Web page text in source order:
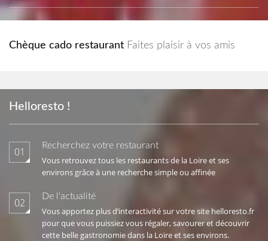
Chèque cado restaurant Faites plaisir à vos amis
Helloresto !
01 Recherchez votre restaurant
Vous retrouvez tous les restaurants de la Loire et ses
environs grâce à une recherche simple ou affinée
02 De l'actualité
Vous apportez plus d’interactivité sur votre site helloresto.fr
pour que vous puissiez vous régaler, savourer et découvrir
cette belle gastronomie dans la Loire et ses environs.